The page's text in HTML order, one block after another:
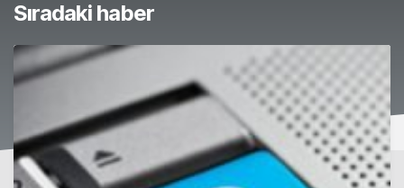
Sıradaki haber